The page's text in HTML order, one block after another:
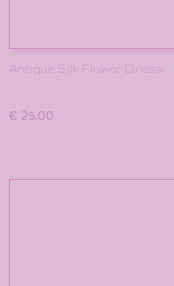
Antique Silk Flower Dress
€ 25,00